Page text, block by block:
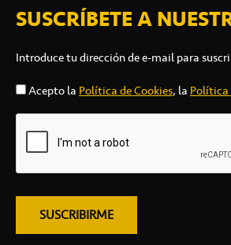
SUSCRÍBETE A
Introduce tu dirección de e-mail para
Acepto la Política de Cookies, la Política